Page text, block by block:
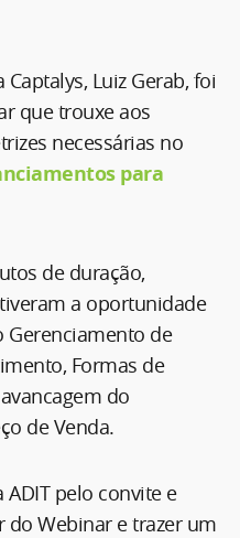
Luiz Gerab, foi
que trouxe aos
necessárias no
para
de duração,
a oportunidade
Gerenciamento de
Formas de
do
de Venda.
pelo convite e
Webinar e trazer um